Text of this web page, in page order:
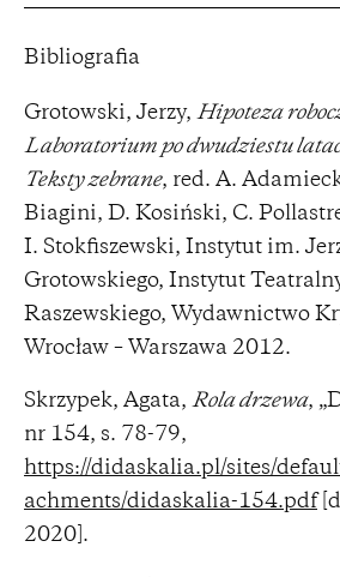
Bibliografia
Grotowski, Jerzy, Hipoteza
Laboratorium po dwudziestu
Teksty zebrane, red. A.
Biagini, D. Kosiński, C.
I. Stokfiszewski, Instytut im.
Grotowskiego, Instytut
Raszewskiego, Wydawnictwo
Wrocław – Warszawa 2012.
Skrzypek, Agata, Rola drzewa,
nr 154, s. 78-79,
https://didaskalia.pl/sites/
achments/didaskalia-154.pdf
2020].